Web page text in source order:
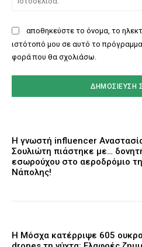
αποθηκεύστε το όνομα, το
ιστότοπό μου σε αυτό το πρόγραμμα
φορά που θα σχολιάσω.
Η γνωστή influencer
Σουλιώτη πιάστηκε με…
εσωρούχου στο αεροδρόμιο
Νάπολης!
Η Μόσχα κατέρριψε 605